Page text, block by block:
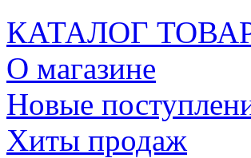
КАТАЛОГ
О магазине
Новые
Хиты продаж